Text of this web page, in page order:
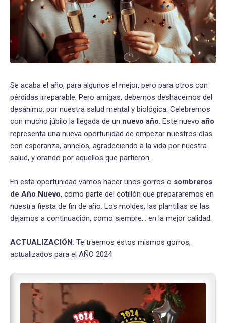
Se acaba el año, para algunos el mejor, pero para otros con
pérdidas irreparable. Pero amigas, debemos deshacernos del
desánimo, por nuestra salud mental y biológica. Celebremos
con mucho júbilo la llegada de un nuevo año. Este nuevo año
representa una nueva oportunidad de empezar nuestros días
con esperanza, anhelos, agradeciendo a la vida por nuestra
salud, y orando por aquellos que partieron.
En esta oportunidad vamos hacer unos gorros o sombreros
de Año Nuevo, como parte del cotillón que prepararemos en
nuestra fiesta de fin de año. Los moldes, las plantillas se las
dejamos a continuación, como siempre... en la mejor calidad.
ACTUALIZACIÓN: Te traemos estos mismos gorros,
actualizados para el AÑO 2024